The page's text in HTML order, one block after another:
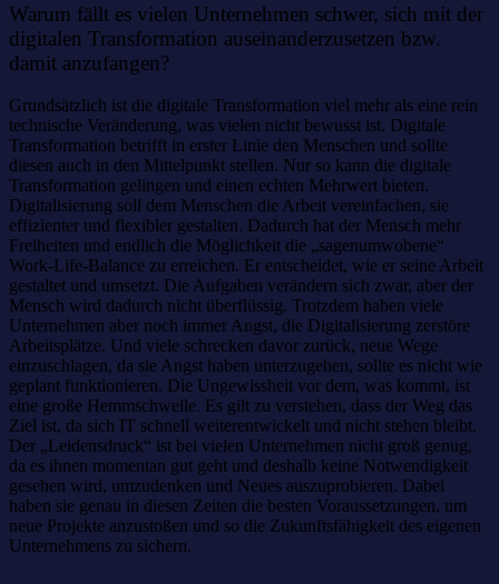
Warum fällt es vielen Unternehmen schwer, sich mit der
digitalen Transformation auseinanderzusetzen bzw.
damit anzufangen?
Grundsätzlich ist die digitale Transformation viel mehr als eine rein
technische Veränderung, was vielen nicht bewusst ist. Digitale
Transformation betrifft in erster Linie den Menschen und sollte
diesen auch in den Mittelpunkt stellen. Nur so kann die digitale
Transformation gelingen und einen echten Mehrwert bieten.
Digitalisierung soll dem Menschen die Arbeit vereinfachen, sie
effizienter und flexibler gestalten. Dadurch hat der Mensch mehr
Freiheiten und endlich die Möglichkeit die „sagenumwobene“
Work-Life-Balance zu erreichen. Er entscheidet, wie er seine Arbeit
gestaltet und umsetzt. Die Aufgaben verändern sich zwar, aber der
Mensch wird dadurch nicht überflüssig. Trotzdem haben viele
Unternehmen aber noch immer Angst, die Digitalisierung zerstöre
Arbeitsplätze. Und viele schrecken davor zurück, neue Wege
einzuschlagen, da sie Angst haben unterzugehen, sollte es nicht wie
geplant funktionieren. Die Ungewissheit vor dem, was kommt, ist
eine große Hemmschwelle. Es gilt zu verstehen, dass der Weg das
Ziel ist, da sich IT schnell weiterentwickelt und nicht stehen bleibt.
Der „Leidensdruck“ ist bei vielen Unternehmen nicht groß genug,
da es ihnen momentan gut geht und deshalb keine Notwendigkeit
gesehen wird, umzudenken und Neues auszuprobieren. Dabei
haben sie genau in diesen Zeiten die besten Voraussetzungen, um
neue Projekte anzustoßen und so die Zukunftsfähigkeit des eigenen
Unternehmens zu sichern.